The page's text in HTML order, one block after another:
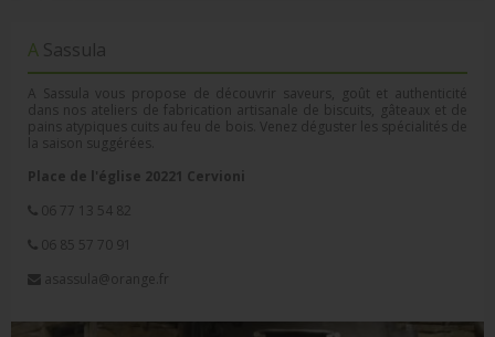
A Sassula
A Sassula vous propose de découvrir saveurs, goût et authenticité
dans nos ateliers de fabrication artisanale de biscuits, gâteaux et de
pains atypiques cuits au feu de bois. Venez déguster les spécialités de
la saison suggérées.
Place de l'église 20221 Cervioni
06 77 13 54 82
06 85 57 70 91
asassula@orange.fr